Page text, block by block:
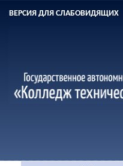
ВЕРСИЯ ДЛЯ СЛАБОВИДЯЩИХ